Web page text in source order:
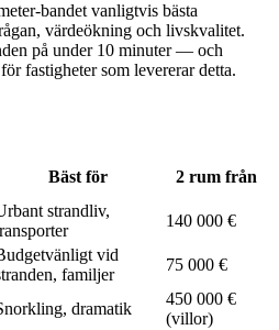
bandet vanligtvis bästa
värdeökning och livskvalitet.
på under 10 minuter — och
fastigheter som levererar detta.
Bäst för
2 rum från
strandliv,
140 000 €
vid
familjer
75 000 €
dramatik
450 000 €
(villor)